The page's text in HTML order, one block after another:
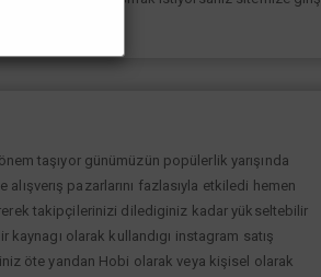
taşıyor günümüzün popülerlik yarışında
alışverış pazarlarını fazlasıyla etkiledi hemen
takipçilerinizi dilediginiz kadar yükseltebilir
olarak kullandıgı instagram satış
öte yandan Hobi olarak veya kişisel olarak